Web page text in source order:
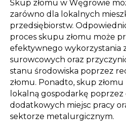
Skup złomu w Węgrowie
zarówno dla lokalnych
przedsiębiorstw.
proces skupu złomu może
efektywnego wykorzystania
surowcowych oraz
stanu środowiska poprzez
złomu. Ponadto, skup
lokalną gospodarkę
dodatkowych miejsc pracy
sektorze metalurgicznym.